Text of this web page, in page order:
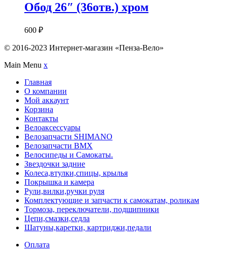
Обод 26″ (36отв.) хром
600 ₽
© 2016-2023 Интернет-магазин «Пенза-Вело»
Main Menu x
Главная
О компании
Мой аккаунт
Корзина
Контакты
Велоаксессуары
Велозапчасти SHIMANO
Велозапчасти BMX
Велосипеды и Самокаты.
Звездочки задние
Колеса,втулки,спицы, крылья
Покрышка и камера
Рули,вилки,ручки руля
Комплектующие и запчасти к самокатам, роликам
Тормоза, переключатели, подшипники
Цепи,смазки,седла
Шатуны,каретки, картриджи,педали
Оплата